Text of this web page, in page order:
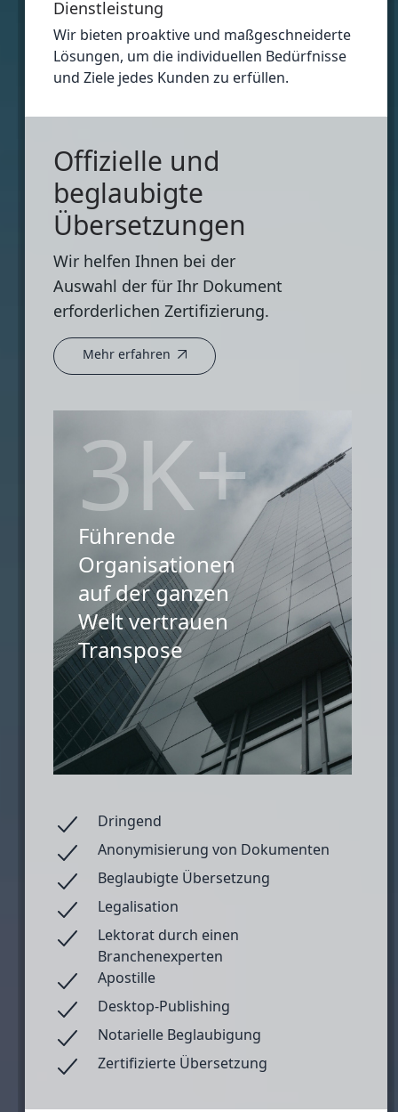
Dienstleistung
Wir bieten proaktive und maßgeschneiderte
Lösungen, um die individuellen Bedürfnisse
und Ziele jedes Kunden zu erfüllen.
Offizielle und
beglaubigte
Übersetzungen
Wir helfen Ihnen bei der
Auswahl der für Ihr Dokument
erforderlichen Zertifizierung.
Mehr erfahren
3K+
Führende
Organisationen
auf der ganzen
Welt vertrauen
Transpose
Dringend
Anonymisierung von Dokumenten
Beglaubigte Übersetzung
Legalisation
Lektorat durch einen
Branchenexperten
Apostille
Desktop-Publishing
Notarielle Beglaubigung
Zertifizierte Übersetzung